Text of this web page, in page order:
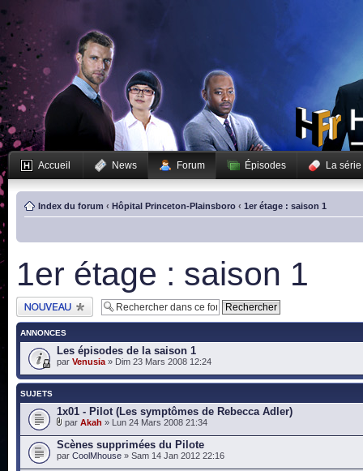
Accueil News Forum Épisodes La série
Index du forum ‹ Hôpital Princeton-Plainsboro ‹ 1er étage : saison 1
1er étage : saison 1
Publier un nouveau
sujet
ANNONCES
Les épisodes de la saison 1
par Venusia » Dim 23 Mars 2008 12:24
SUJETS
1x01 - Pilot (Les symptômes de Rebecca Adler)
par Akah » Lun 24 Mars 2008 21:34
Scènes supprimées du Pilote
par CoolMhouse » Sam 14 Jan 2012 22:16